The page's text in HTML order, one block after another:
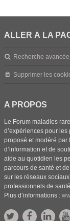
ALLER À LA
Recherche avancée
Supprimer les
A PROPOS
Le Forum maladies
d’expériences pour
proposé et modéré par
d’information et de
aide au quotidien les
parcours de santé et
sur les réseaux
professionnels de
Plus d’informations :